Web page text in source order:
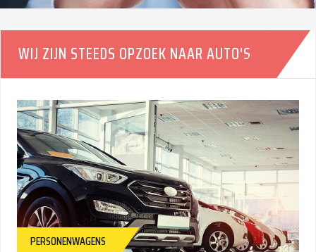
BINNEN 24U
WIJ ZIJN STEEDS OPZOEK NAAR AUTO'S
PERSONENWAGENS